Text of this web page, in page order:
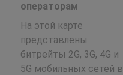
операторам
На этой карте
представлены
битрейты 2G, 3G, 4G и
5G мобильных сетей в